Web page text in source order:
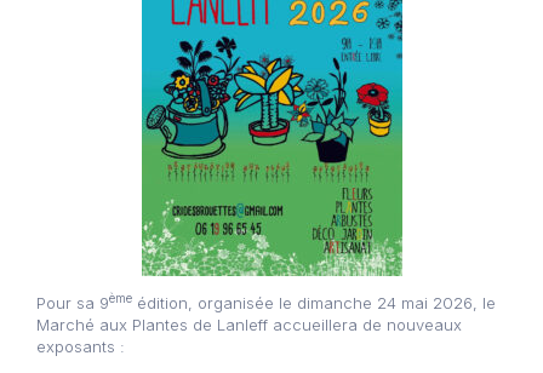
Pour sa 9ème édition, organisée le dimanche 24 mai 2026, le
Marché aux Plantes de Lanleff accueillera de nouveaux
exposants :